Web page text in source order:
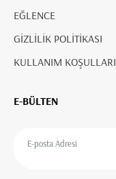
EĞLENCE
GİZLİLİK POLİTİKASI
KULLANIM KOŞULLARI
E-BÜLTEN